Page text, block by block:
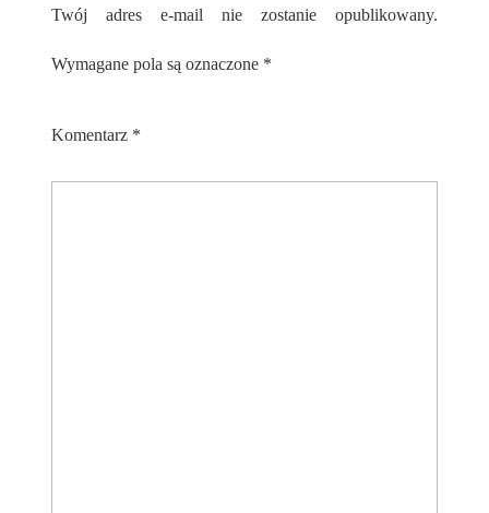
Twój adres e-mail nie zostanie opublikowany.
Wymagane pola są oznaczone *
Komentarz *